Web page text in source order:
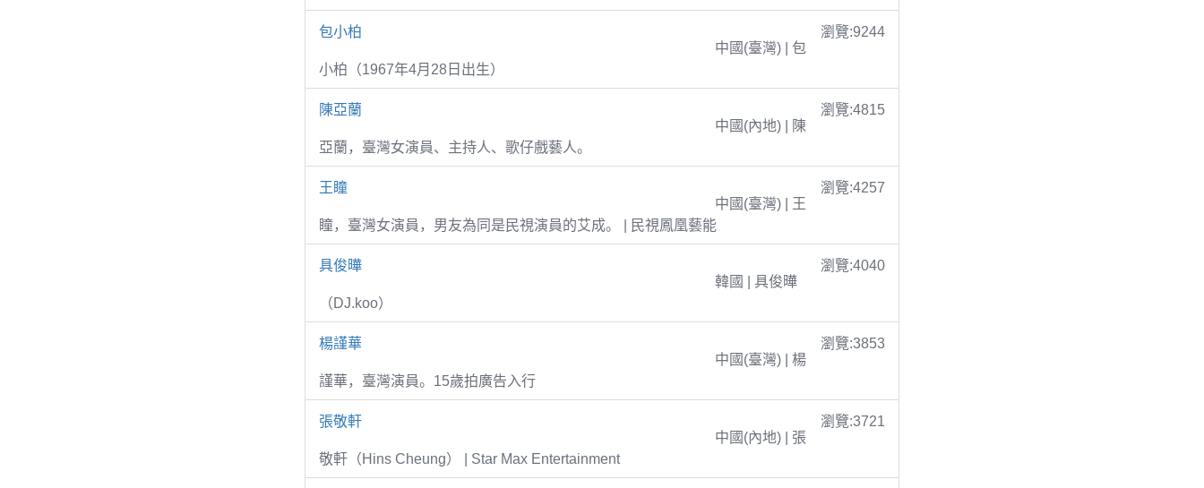
包小柏
瀏覽:9244
中國(臺灣) | 包
小柏（1967年4月28日出生）
陳亞蘭
瀏覽:4815
中國(內地) | 陳
亞蘭，臺灣女演員、主持人、歌仔戲藝人。
王瞳
瀏覽:4257
中國(臺灣) | 王
瞳，臺灣女演員，男友為同是民視演員的艾成。 | 民視鳳凰藝能
具俊曄
瀏覽:4040
韓國 | 具俊曄
（DJ.koo）
楊謹華
瀏覽:3853
中國(臺灣) | 楊
謹華，臺灣演員。15歲拍廣告入行
張敬軒
瀏覽:3721
中國(內地) | 張
敬軒（Hins Cheung） | Star Max Entertainment